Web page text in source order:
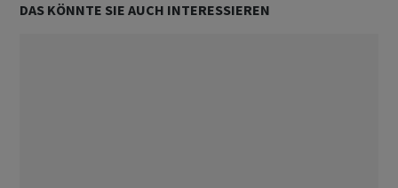
DAS KÖNNTE SIE AUCH INTERESSIEREN